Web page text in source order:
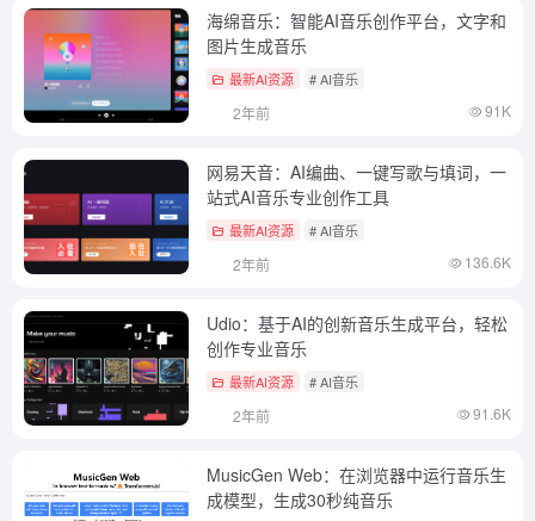
海绵音乐：智能AI音乐创作平台，文字和
图片生成音乐
最新AI资源 # AI音乐
2年前 91K
网易天音：AI编曲、一键写歌与填词，一
站式AI音乐专业创作工具
最新AI资源 # AI音乐
2年前 136.6K
Udio：基于AI的创新音乐生成平台，轻松
创作专业音乐
最新AI资源 # AI音乐
2年前 91.6K
MusicGen Web：在浏览器中运行音乐生
成模型，生成30秒纯音乐